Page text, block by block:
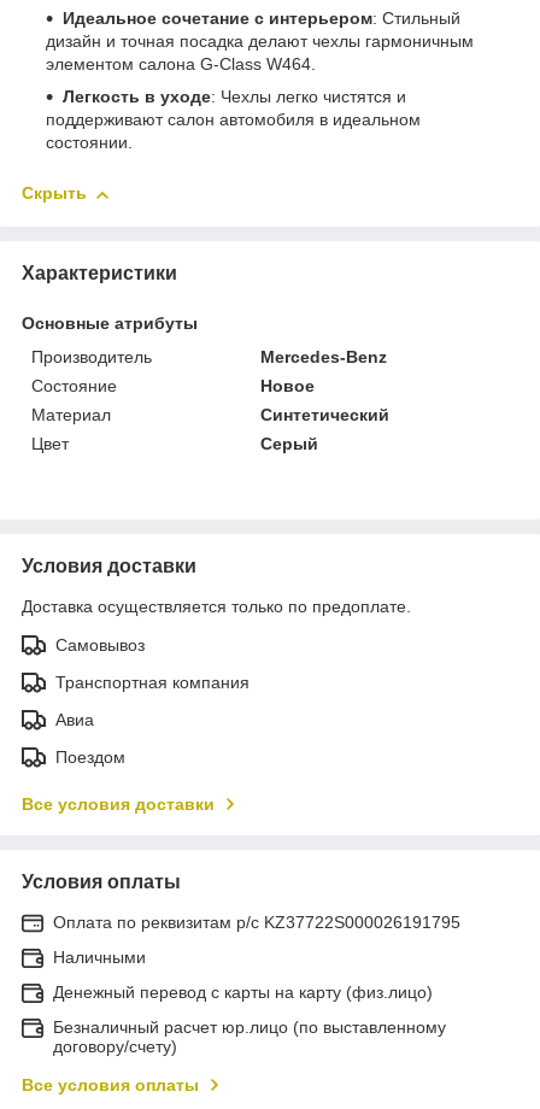
Идеальное сочетание с интерьером: Стильный
дизайн и точная посадка делают чехлы гармоничным
элементом салона G-Class W464.
Легкость в уходе: Чехлы легко чистятся и
поддерживают салон автомобиля в идеальном
состоянии.
Скрыть
Характеристики
Основные атрибуты
Производитель
Mercedes-Benz
Состояние
Новое
Материал
Синтетический
Цвет
Серый
Условия доставки
Доставка осуществляется только по предоплате.
Самовывоз
Транспортная компания
Авиа
Поездом
Все условия доставки
Условия оплаты
Оплата по реквизитам р/с KZ37722S000026191795
Наличными
Денежный перевод с карты на карту (физ.лицо)
Безналичный расчет юр.лицо (по выставленному
договору/счету)
Все условия оплаты